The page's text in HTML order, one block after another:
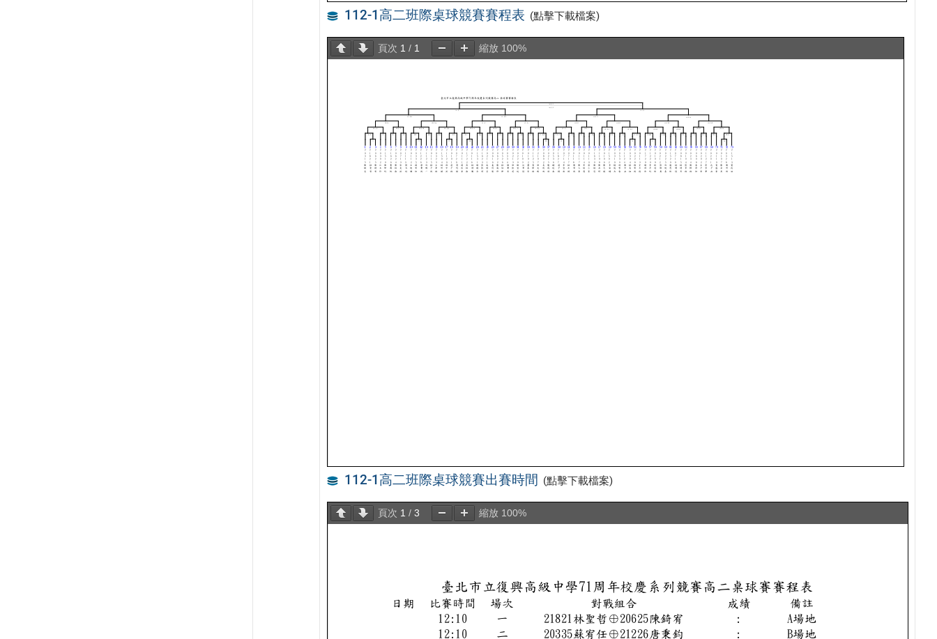
112-1高二班際桌球競賽賽程表 (點擊下載檔案)
頁次 1 / 1 縮放 100%
112-1高二班際桌球競賽出賽時間 (點擊下載檔案)
頁次 1 / 3 縮放 100%